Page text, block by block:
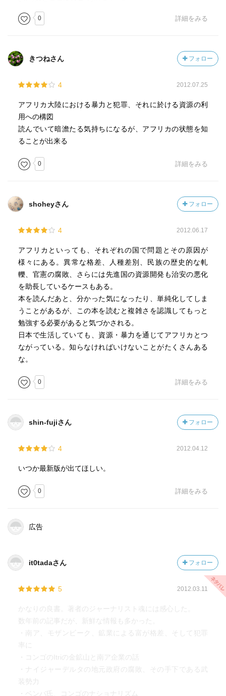
に帰りたくない」と長女に言わせたアフリカの魅力に興味
を持った。少しアフリカとの距離が縮まった、そんな気が
0 詳細をみる
きつねさん フォロー
4 2012.07.25
アフリカ大陸における暴力と犯罪、それに於ける資源の利
用への構図
読んでいて暗澹たる気持ちになるが、アフリカの状態を知
ることが出来る
0 詳細をみる
shoheyさん フォロー
4 2012.06.17
アフリカといっても、それぞれの国で問題とその原因が
様々にある。異常な格差、人種差別、民族の歴史的な軋
轢、官憲の腐敗、さらには先進国の資源開発も治安の悪化
を助長しているケースもある。
本を読んだあと、分かった気になったり、単純化してしま
うことがあるが、この本を読むと複雑さを認識してもっと
勉強する必要があると気づかされる。
日本で生活していても、資源・暴力を通じてアフリカとつ
ながっている。知らなければいけないことがたくさんある
な。
0 詳細をみる
shin-fujiさん フォロー
4 2012.04.12
いつか最新版が出てほしい。
0 詳細をみる
広告
it0tadaさん フォロー
5 2012.03.11
かなりの良書。著者のジャーナリスト魂には感心した。
数年前の記事だが、新鮮な情報も多かった。
・南ア、モザンビーク、鉱業による富が格差、そして犯罪
率に
・コンゴのItriの金鉱山と南ア企業の話
・ナイジャーデルタの地元政府の腐敗、その手下である武
装勢力
・ベンバ氏、コンゴのナショナリズム